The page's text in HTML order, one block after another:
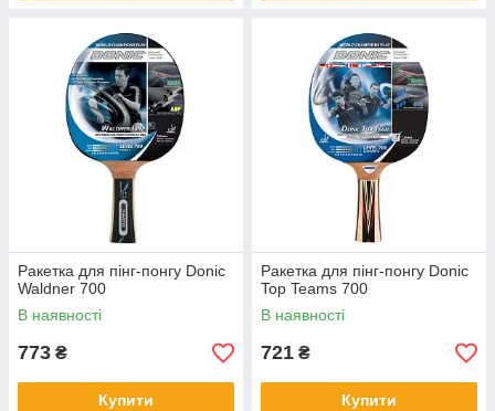
Ракетка для пінг-понгу Donic
Waldner 700
В наявності
773 ₴
Купити
Ракетка для пінг-понгу Donic
Top Teams 700
В наявності
721 ₴
Купити